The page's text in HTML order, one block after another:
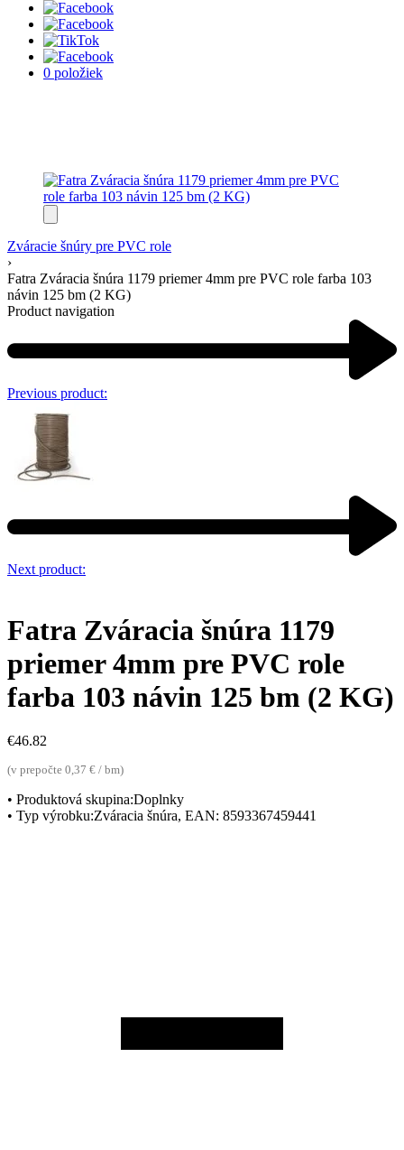
0 položiek
Zváracie šnúry pre PVC role
›
Fatra Zváracia šnúra 1179 priemer 4mm pre PVC role farba 103
návin 125 bm (2 KG)
Product navigation
Previous product:
Next product:
Fatra Zváracia šnúra 1179
priemer 4mm pre PVC role
farba 103 návin 125 bm (2 KG)
€46.82
(v prepočte 0,37 € / bm)
• Produktová skupina:Doplnky
• Typ výrobku:Zváracia šnúra, EAN: 8593367459441